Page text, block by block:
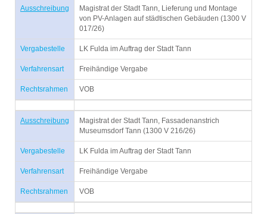
Ausschreibung
Magistrat der Stadt Tann, Lieferung und Montage
von PV-Anlagen auf städtischen Gebäuden (1300 V
017/26)
Vergabestelle LK Fulda im Auftrag der Stadt Tann
Verfahrensart Freihändige Vergabe
Rechtsrahmen VOB
Ausschreibung
Magistrat der Stadt Tann, Fassadenanstrich
Museumsdorf Tann (1300 V 216/26)
Vergabestelle LK Fulda im Auftrag der Stadt Tann
Verfahrensart Freihändige Vergabe
Rechtsrahmen VOB